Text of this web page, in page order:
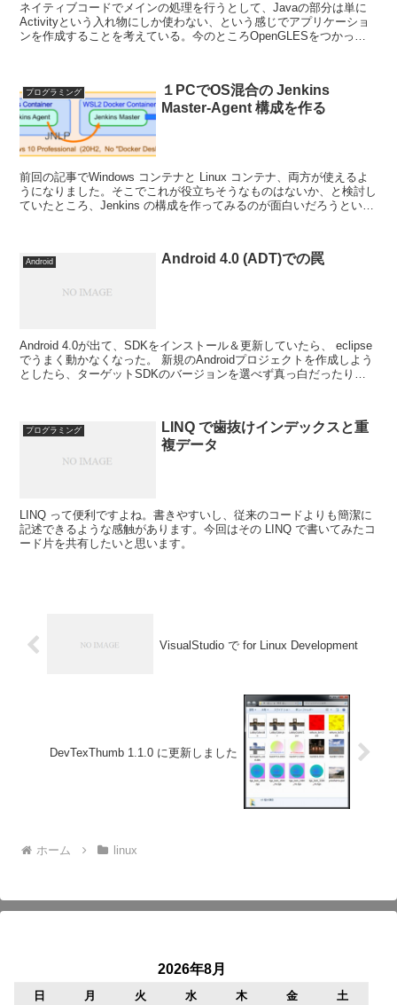
ネイティブコードでメインの処理を行うとして、Javaの部分は単に
Activityという入れ物にしか使わない、という感じでアプリケーショ
ンを作成することを考えている。今のところOpenGLESをつかって
プログラミング
１PCでOS混合の Jenkins
Master-Agent 構成を作る
前回の記事でWindows コンテナと Linux コンテナ、両方が使えるよ
うになりました。そこでこれが役立ちそうなものはないか、と検討し
ていたところ、Jenkins の構成を作ってみるのが面白いだろうという
Android Android 4.0 (ADT)での罠
Android 4.0が出て、SDKをインストール＆更新していたら、 eclipse
でうまく動かなくなった。 新規のAndroidプロジェクトを作成しよう
としたら、ターゲットSDKのバージョンを選べず真っ白だったりと
プログラミング
LINQ で歯抜けインデックスと重
複データ
LINQ って便利ですよね。書きやすいし、従来のコードよりも簡潔に
記述できるような感触があります。今回はその LINQ で書いてみたコ
ード片を共有したいと思います。
VisualStudio で for Linux Development
DevTexThumb 1.1.0 に更新しました
ホーム linux
2026年8月
日 月 火 水 木 金
土